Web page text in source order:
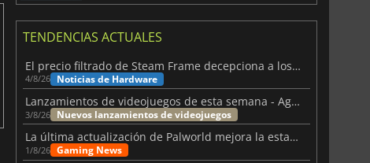
TENDENCIAS ACTUALES
El precio filtrado de Steam Frame decepciona a los usuarios
4/8/26 Noticias de Hardware
Lanzamientos de videojuegos de esta semana - Agosto de 2026 (semana 32)
3/8/26 Nuevos lanzamientos de videojuegos
La última actualización de Palworld mejora la estabilidad
1/8/26 Gaming News